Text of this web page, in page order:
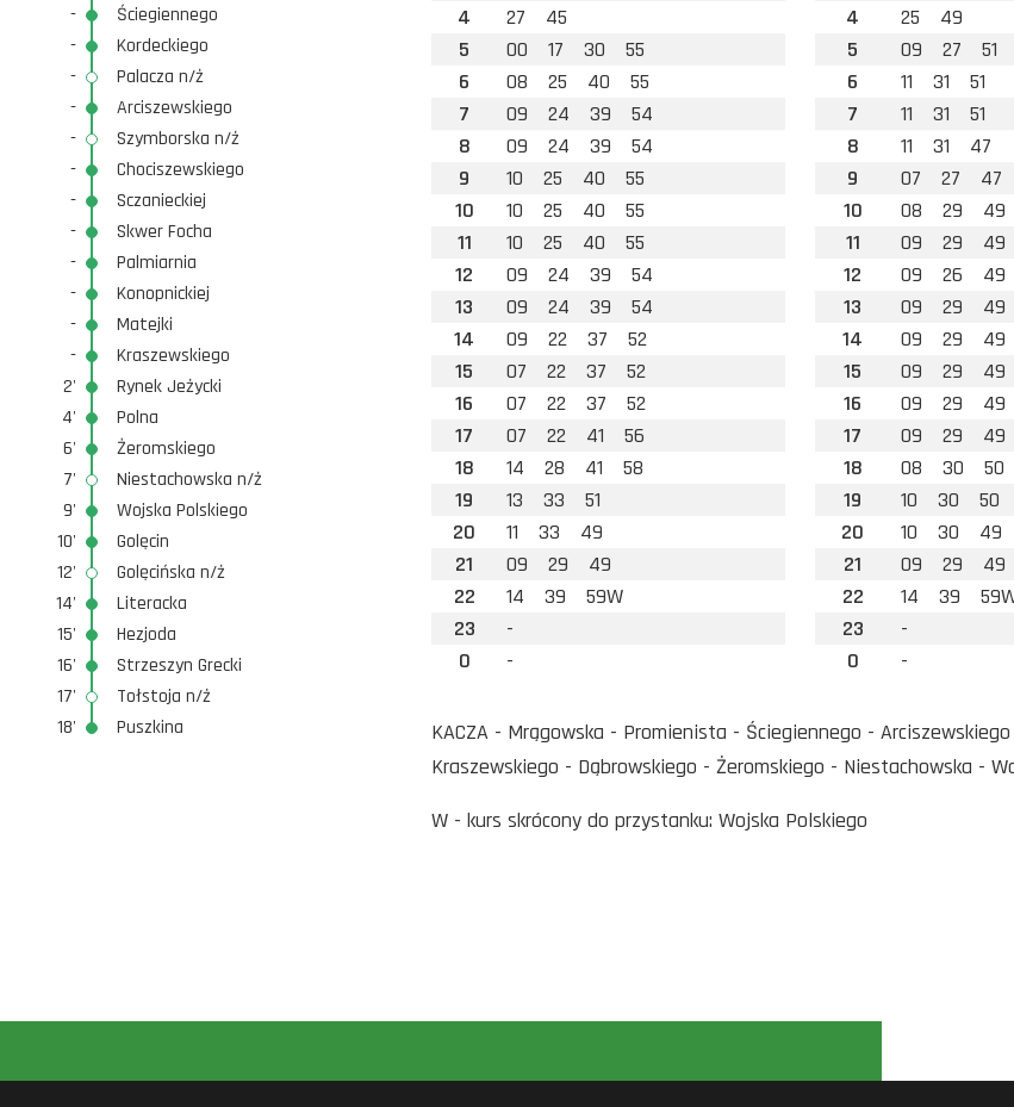
-
Ściegiennego
-
Kordeckiego
-
Palacza n/ż
-
Arciszewskiego
-
Szymborska n/ż
-
Chociszewskiego
-
Sczanieckiej
-
Skwer Focha
-
Palmiarnia
-
Konopnickiej
-
Matejki
-
Kraszewskiego
2'
Rynek Jeżycki
4'
Polna
6'
Żeromskiego
7'
Niestachowska n/ż
9'
Wojska Polskiego
10'
Golęcin
12'
Golęcińska n/ż
14'
Literacka
15'
Hezjoda
16'
Strzeszyn Grecki
17'
Tołstoja n/ż
18'
Puszkina
4
27
45
5
00 17 30
55
6
08 25 40
55
7
09 24 39
54
8
09 24 39
54
9
10 25 40
55
10
10 25 40
55
11
10 25 40
55
12
09 24 39
54
13
09 24 39
54
14
09 22 37
52
15
07 22 37
52
16
07 22 37
52
17
07 22 41
56
18
14 28 41
58
19
13 33
51
20
11 33
49
21
09 29
49
22
14 39
59W
23
-
0
-
4
25
49
5
09 27
51
6
11 31
51
7
11 31
51
8
11 31
47
9
07 27
47
10
08 29
49
11
09 29
49
12
09 26
49
13
09 29
49
14
09 29
49
15
09 29
49
16
09 29
49
17
09 29
49
18
08 30
50
19
10 30
50
20
10 30
49
21
09 29
49
22
14 39
23
-
0
-
KACZA - Mrągowska - Promienista - Ściegiennego -
Kraszewskiego - Dąbrowskiego - Żeromskiego - Niestachowska -
W - kurs skrócony do przystanku: Wojska Polskiego